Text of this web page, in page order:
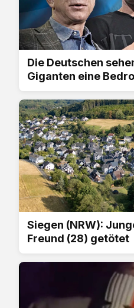
Die Deutschen
Giganten eine
Siegen (NRW):
Freund (28) getötet